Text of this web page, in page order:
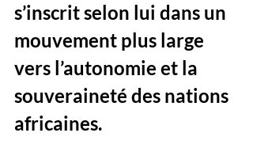
s’inscrit selon lui dans un
mouvement plus large
vers l’autonomie et la
souveraineté des nations
africaines.